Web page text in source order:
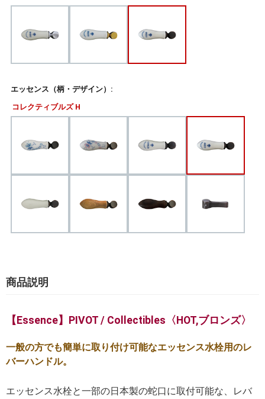
エッセンス（柄・デザイン）:
コレクティブルズ H
商品説明
【Essence】PIVOT / Collectibles〈HOT,ブロンズ〉
一般の方でも簡単に取り付け可能なエッセンス水栓用のレ
バーハンドル。
エッセンス水栓と一部の日本製の蛇口に取付可能な、レバ